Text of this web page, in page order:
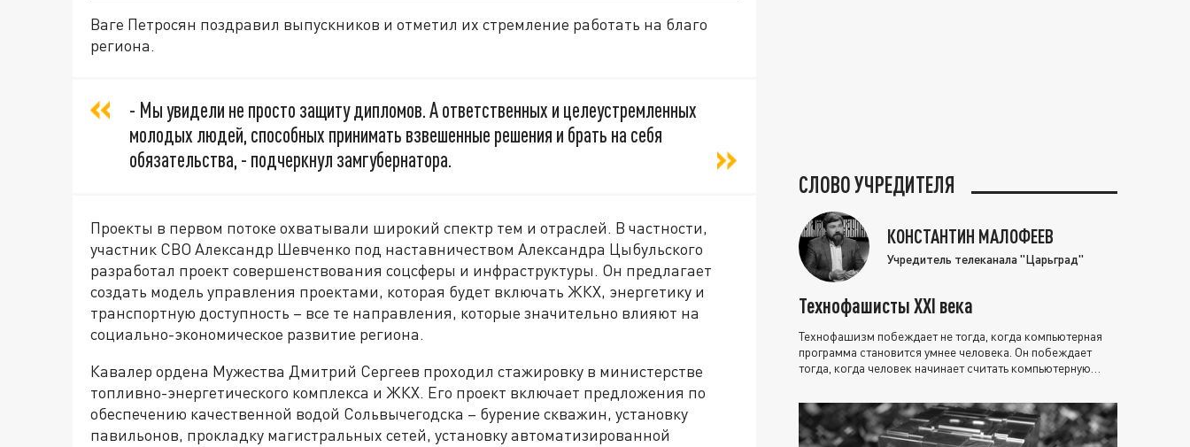
Ваге Петросян поздравил выпускников и отметил их стремление работать на благо
региона.
- Мы увидели не просто защиту дипломов. А ответственных и целеустремленных
молодых людей, способных принимать взвешенные решения и брать на себя
обязательства, - подчеркнул замгубернатора.
Проекты в первом потоке охватывали широкий спектр тем и отраслей. В частности,
участник СВО Александр Шевченко под наставничеством Александра Цыбульского
разработал проект совершенствования соцсферы и инфраструктуры. Он предлагает
создать модель управления проектами, которая будет включать ЖКХ, энергетику и
транспортную доступность – все те направления, которые значительно влияют на
социально-экономическое развитие региона.
Кавалер ордена Мужества Дмитрий Сергеев проходил стажировку в министерстве
топливно-энергетического комплекса и ЖКХ. Его проект включает предложения по
обеспечению качественной водой Сольвычегодска – бурение скважин, установку
павильонов, прокладку магистральных сетей, установку автоматизированной
СЛОВО УЧРЕДИТЕЛЯ
КОНСТАНТИН МАЛОФЕЕВ
Учредитель телеканала "Царьград"
Технофашисты XXI века
Технофашизм побеждает не тогда, когда компьютерная
программа становится умнее человека. Он побеждает
тогда, когда человек начинает считать компьютерную